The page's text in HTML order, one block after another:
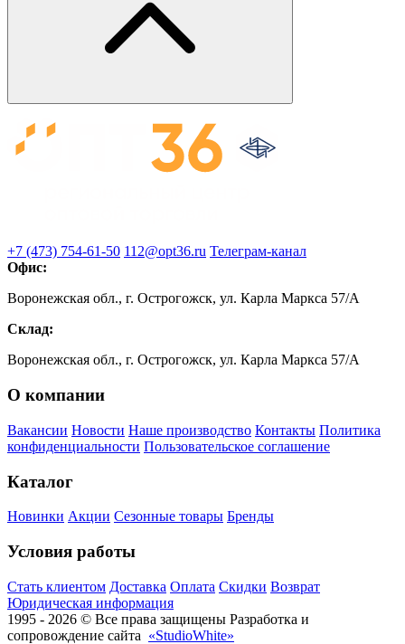
+7 (473) 754-61-50 112@opt36.ru Телеграм-канал
Офис:
Воронежская обл., г. Острогожск, ул. Карла Маркса 57/А
Склад:
Воронежская обл., г. Острогожск, ул. Карла Маркса 57/А
О компании
Вакансии Новости Наше производство Контакты Политика
конфиденциальности Пользовательское соглашение
Каталог
Новинки Акции Сезонные товары Бренды
Условия работы
Стать клиентом Доставка Оплата Скидки Возврат
Юридическая информация
1995 - 2026 © Все права защищены Разработка и
сопровождение сайта «StudioWhite»